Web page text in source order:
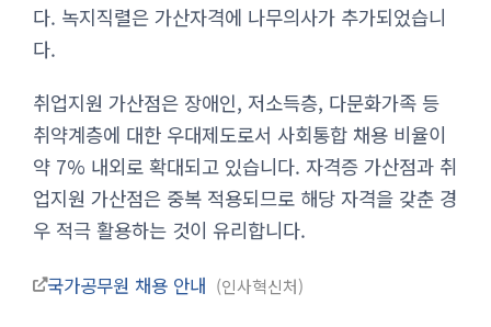
다. 녹지직렬은 가산자격에 나무의사가 추가되었습니
다.
취업지원 가산점은 장애인, 저소득층, 다문화가족 등
취약계층에 대한 우대제도로서 사회통합 채용 비율이
약 7% 내외로 확대되고 있습니다. 자격증 가산점과 취
업지원 가산점은 중복 적용되므로 해당 자격을 갖춘 경
우 적극 활용하는 것이 유리합니다.
국가공무원 채용 안내 인사혁신처